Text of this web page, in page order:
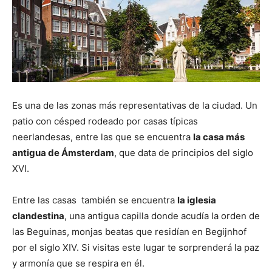
Es una de las zonas más representativas de la ciudad. Un
patio con césped rodeado por casas típicas
neerlandesas, entre las que se encuentra la casa más
antigua de Ámsterdam, que data de principios del siglo
XVI.
Entre las casas también se encuentra la iglesia
clandestina, una antigua capilla donde acudía la orden de
las Beguinas, monjas beatas que residían en Begijnhof
por el siglo XIV. Si visitas este lugar te sorprenderá la paz
y armonía que se respira en él.